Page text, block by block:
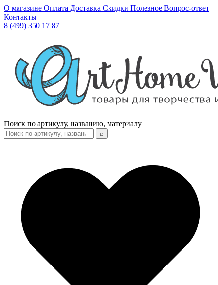
О магазине Оплата Доставка Скидки Полезное Вопрос-ответ
Контакты
8 (499) 350 17 87
Поиск по артикулу, названию, материалу
⌕